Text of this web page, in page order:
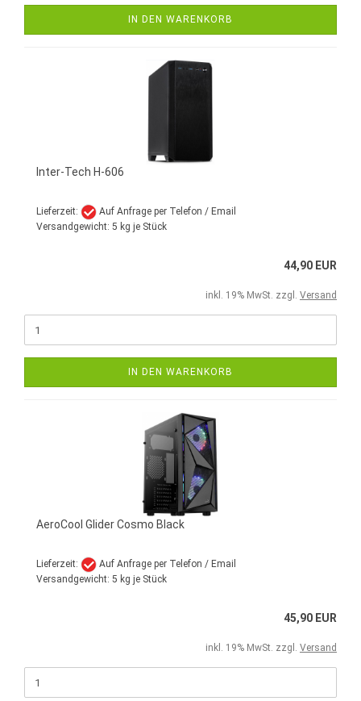
IN DEN WARENKORB
Inter-Tech H-606
Lieferzeit:
Auf Anfrage per Telefon / Email
Versandgewicht: 5 kg je Stück
44,90 EUR
inkl. 19% MwSt. zzgl. Versand
IN DEN WARENKORB
AeroCool Glider Cosmo Black
Lieferzeit:
Auf Anfrage per Telefon / Email
Versandgewicht: 5 kg je Stück
45,90 EUR
inkl. 19% MwSt. zzgl. Versand